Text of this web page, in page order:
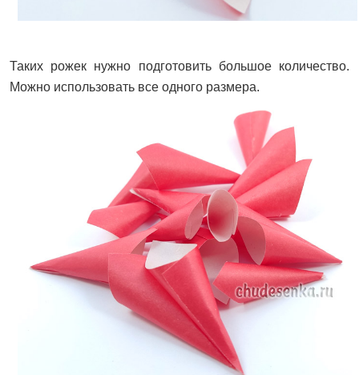
Таких рожек нужно подготовить большое количество.
Можно использовать все одного размера.